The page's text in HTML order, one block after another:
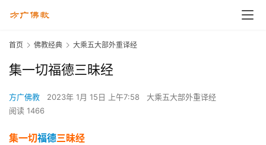
首页 佛教经典 大乘五大部外重译经
集一切福德三昧经
方广佛教 2023年 1月 15日 上午7:58
大乘五大部外重译经
阅读 1466
集一切福德三昧经